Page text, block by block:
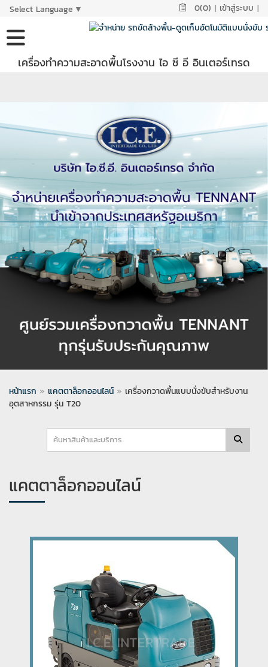
Select Language ▼ 0(0) | เข้าสู่ระบบ |
เครื่องทำความสะอาดพื้นโรงงาน ไอ ซี อี อินเตอร์เทรด
หน้าแรก » แคตตาล็อกออนไลน์ » เครื่องกวาดพื้นแบบนั่งขับสำหรับงาน
อุตสาหกรรม รุ่น T20
แคตตาล็อกออนไลน์